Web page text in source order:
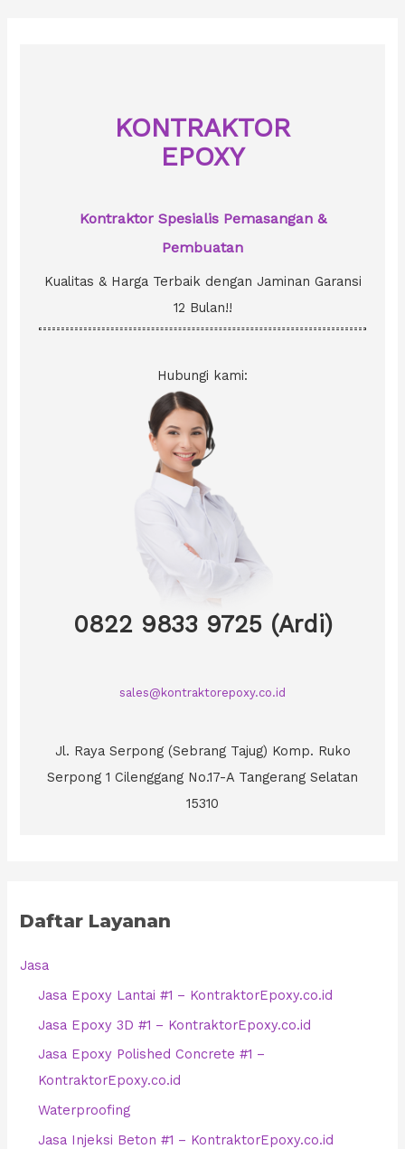
KONTRAKTOR
EPOXY
Kontraktor Spesialis Pemasangan &
Pembuatan
Kualitas & Harga Terbaik dengan Jaminan Garansi
12 Bulan!!
Hubungi kami:
0822 9833 9725 (Ardi)
sales@kontraktorepoxy.co.id
Jl. Raya Serpong (Sebrang Tajug) Komp. Ruko
Serpong 1 Cilenggang No.17-A Tangerang Selatan
15310
Daftar Layanan
Jasa
Jasa Epoxy Lantai #1 – KontraktorEpoxy.co.id
Jasa Epoxy 3D #1 – KontraktorEpoxy.co.id
Jasa Epoxy Polished Concrete #1 –
KontraktorEpoxy.co.id
Waterproofing
Jasa Injeksi Beton #1 – KontraktorEpoxy.co.id